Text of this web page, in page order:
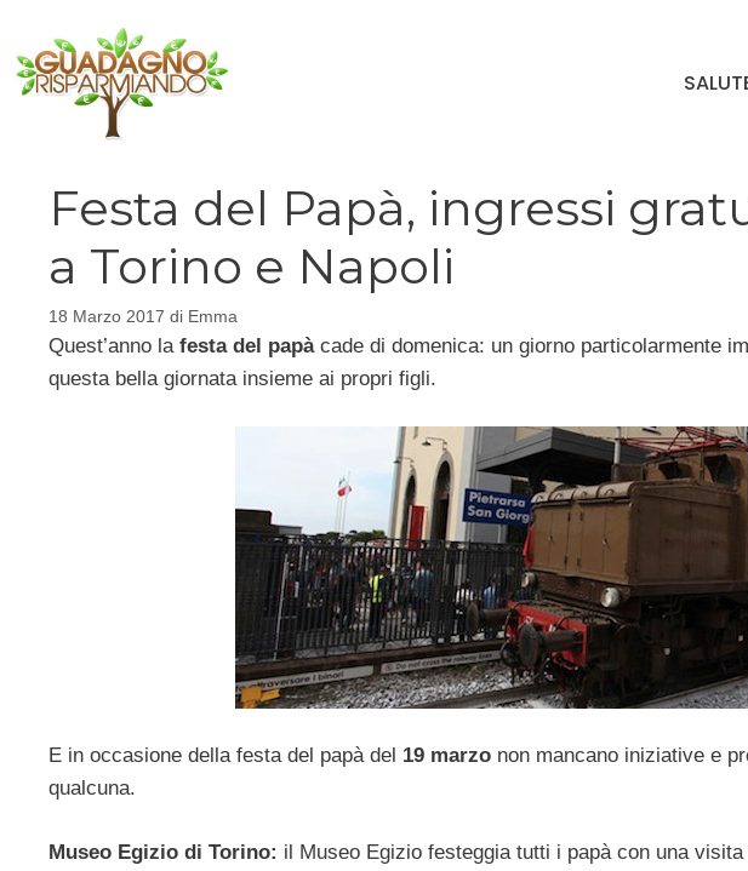
contenuto
Festa del Papà, ingressi
a Torino e Napoli
18 Marzo 2017 di Emma
Quest’anno lafesta del papà cade di domenica: un giorno particolarmente
questa bella giornata insieme ai propri figli.
E in occasione della festa del papà del 19 marzo non mancano iniziative e
qualcuna.
Museo Egizio di Torino: il Museo Egizio festeggia tutti i papà con una